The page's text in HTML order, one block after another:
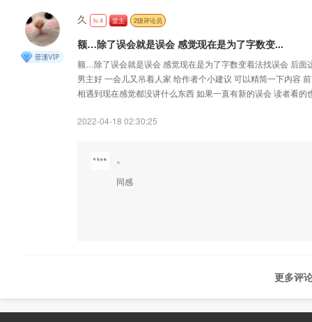
久 lv.4 堂主 2级评论员
额…除了误会就是误会 感觉现在是为了字数变...
额…除了误会就是误会 感觉现在是为了字数变着法找误会 后
男主好 一会儿又吊着人家 给作者个小建议 可以精简一下内容
相遇到现在感觉都没讲什么东西 如果一直有新的误会 读者看
2022-04-18 02:30:25
。
同感
更多评